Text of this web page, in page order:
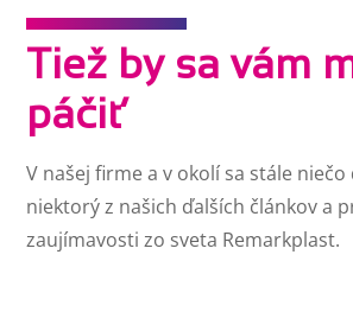
Tiež by sa vám
páčiť
V našej firme a v okolí sa stále
niektorý z našich ďalších článkov a
zaujímavosti zo sveta Remarkplast.